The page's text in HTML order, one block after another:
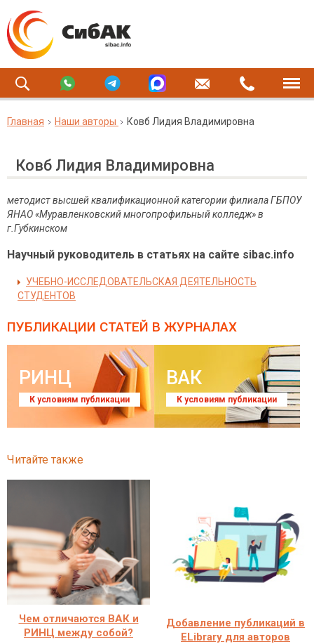
Главная Наши авторы Ковб Лидия Владимировна
Ковб Лидия Владимировна
методист высшей квалификационной категории филиала ГБПОУ
ЯНАО «Муравленковский многопрофильный колледж» в
г.Губкинском
Научный руководитель в статьях на сайте sibac.info
УЧЕБНО-ИССЛЕДОВАТЕЛЬСКАЯ ДЕЯТЕЛЬНОСТЬ
СТУДЕНТОВ
ПУБЛИКАЦИИ СТАТЕЙ В ЖУРНАЛАХ
РИНЦ
К условиям публикации
ВАК
К условиям публикации
Читайте также
Чем отличаются ВАК и
РИНЦ между собой?
Добавление публикаций в
ELibrary для авторов